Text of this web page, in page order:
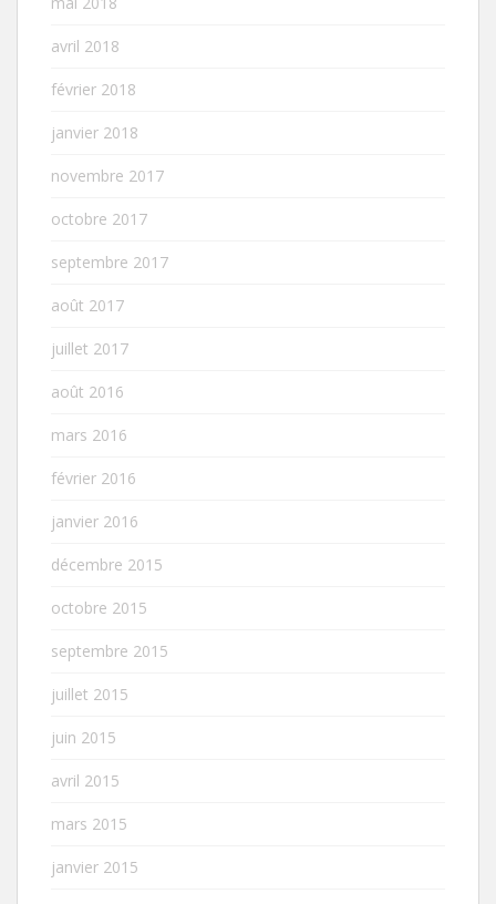
avril 2018
février 2018
janvier 2018
novembre 2017
octobre 2017
septembre 2017
août 2017
juillet 2017
août 2016
mars 2016
février 2016
janvier 2016
décembre 2015
octobre 2015
septembre 2015
juillet 2015
juin 2015
avril 2015
mars 2015
janvier 2015